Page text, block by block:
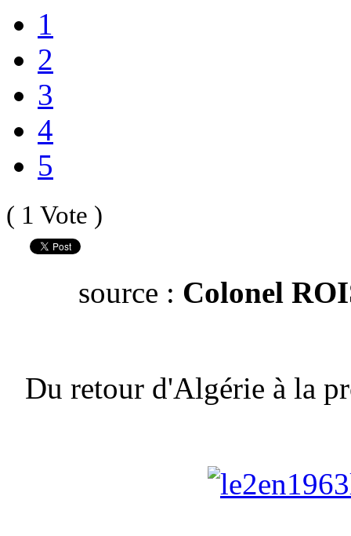
1
2
3
4
5
( 1 Vote )
source : Colonel
Du retour d'Algérie à la